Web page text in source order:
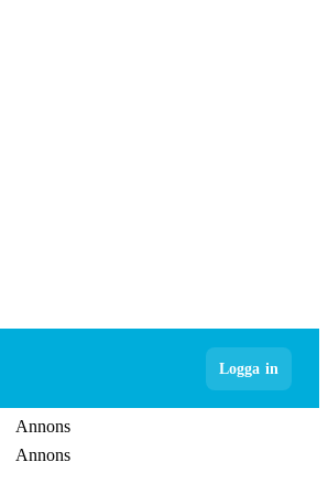
Logga in
Annons
Annons